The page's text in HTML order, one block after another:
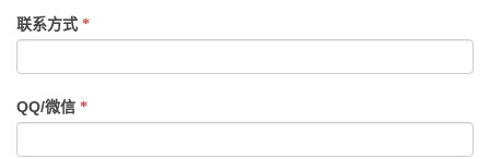
field
blank.
联系方式 *
QQ/微信 *